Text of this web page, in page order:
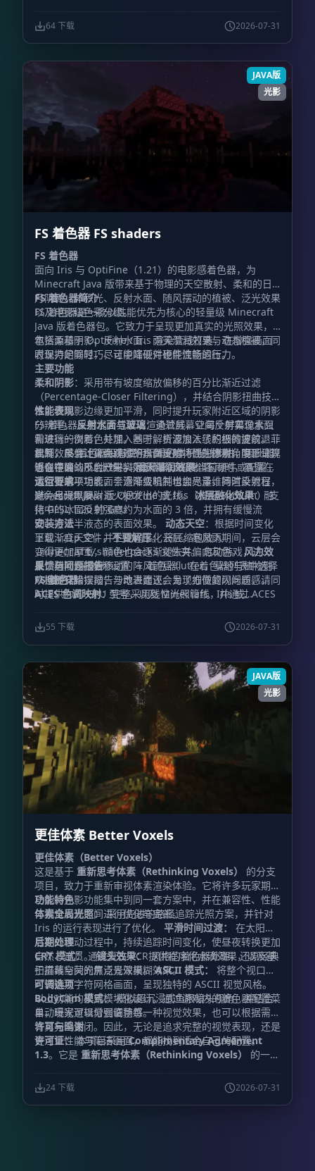
Minecraft、Iris、Distant Horizons、显卡和驱动程序
版本。
64 下载 2026-07-31
JAVA版
光影
FS 着色器 FS shaders
FS 着色器
面向 Iris 与 OptiFine（1.21）的电影感着色器，为
Minecraft Java 版带来基于物理的天空散射、柔和的日
月阴影、体积光、反射水面、随风摆动的植被、泛光效果
以及电影级色彩分级。
FS 着色器简介
FS 着色器是一款以性能优先为核心的轻量级 Minecraft
Java 版着色器包。它致力于呈现更加真实的光照效果，
包括柔和阴影、反射水面、雨天湿润效果与动态植被，同
时保持足够轻巧，让中端硬件也能流畅运行。
本资源基于 OptiFine / Iris 渲染管线打造，在增强画面
表现力的同时，尽可能降低对硬件性能的压力。
主要功能
柔和阴影：采用带有坡度缩放偏移的百分比渐近过滤
（Percentage-Closer Filtering），并结合阴影扭曲技
术，使阴影边缘更加平滑，同时提升玩家附近区域的阴影
分辨率。反射水面与玻璃：通过屏幕空间反射实现水面
和玻璃的倒影，并加入基于解析波浪法线的细微波纹。菲
涅耳效果会让正面观察的水面更暗，而在掠射角度下呈现
近似镜面的反射效果。雨天湿润效果：下雨时，暴露在
天空下的平坦表面会逐渐变暗并增加光泽，同时反射日
光、月光以及附近火把发出的光线。 冰层融化效果：融
化中的冰面反射强度约为水面的 3 倍，并拥有缓慢流
动、接近半液态的表面效果。 动态天空：根据时间变化
呈现渐变天空，并生成程序化云层。暴风雨期间，云层会
变得更加厚重，颜色也会逐渐褪去并偏向灰色。风力效
果：树叶会随着移动的阵风前后 flutter，草地与植物则
从根部开始摆动；沙地表面还会呈现细微的闪烁质感。
ACES 色调映射：完整采用线性光照管线，并通过 ACES
性能表现
FS 着色器采用混合式延迟渲染管线，让每个屏幕像素只
需进行一次着色处理。同时，资源加入了积极的提前退出
机制：反射计算会跳过不具备反射特性的像素，阴影计算
也会在确认不会产生实际影响时直接省略。
此外，FS 着色器没有使用沉重的体积光线步进，因此能
够在中端 GPU 上维持较高帧率。即使当前硬件或配置无
法运行某项功能，平滑降级机制也会尽量维持渲染流程，
避免出现黑屏。
运行要求
Minecraft Java 版 OptiFine 或 Iris（搭配 Sodium） 支
持 GLSL 1.20 的 GPU
安装方法
下载.zip文件，不要解压。 将压缩包放入
.minecraft/shaderpacks文件夹。 启动游戏，进
入：选项 → 视频设置 → 着色器。 在着色器列表中选择
FS 着色器。
反馈与问题报告
欢迎提交错误报告与改进建议。为了方便复现问题，请同
时提供你的 GPU 型号，以及 Minecraft、Iris 或
55 下载 2026-07-31
JAVA版
光影
更佳体素 Better Voxels
更佳体素（Better Voxels）
这是基于 重新思考体素（Rethinking Voxels）
的分支
项目，致力于重新审视体素渲染体验。它将许多玩家期待
已久的光影功能集中到同一套方案中，并在兼容性、性能
与视觉表现之间进行优化与完善。
功能特色
体素全局光照：采用先进的路径追踪光照方案，并针对
Iris 的运行表现进行了优化。 平滑时间过渡：
在太阳与
月亮的移动过程中，持续追踪时间变化，使昼夜转换更加
自然、连贯。镜头效果：提供程序化水滴效果，以及基
于屏幕空间的焦点景深模糊效果。
后期处理
CRT 模式：通过复古 VCR 风格的着色器处理，还原经典
扫描线与荧光屏泛光效果。ASCII 模式：
将整个视口实
时转换为字符网格画面，呈现独特的 ASCII 视觉风格。
BodyCam 模式：模拟超沉浸式鱼眼镜头视角，并结合
自动曝光逻辑增强临场感。
可调选项
以上功能均采用模块化设计。通过游戏内的着色器配置菜
单，玩家可以分别调整每一种视觉效果，也可以根据需要
将其完全关闭。因此，无论是追求完整的视觉表现，还是
更注重性能与简洁画面，都能找到适合自己的配置。
许可与鸣谢
许可证：本项目采用Complimentary Agreement
1.3。它是 重新思考体素（Rethinking Voxels）
的一个
（Complementary Shaders）
的基础之上。原项目的
版权声明与许可证条款均被严格保留。
主要开发者：
24 下载 2026-07-31